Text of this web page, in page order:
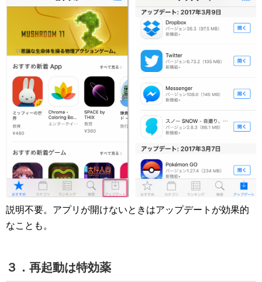
説明不要。アプリが開けないときはアップデートが効果的
なことも。
３．再起動は特効薬